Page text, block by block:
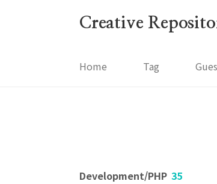
Creative
Home Tag
Development/PHP 35